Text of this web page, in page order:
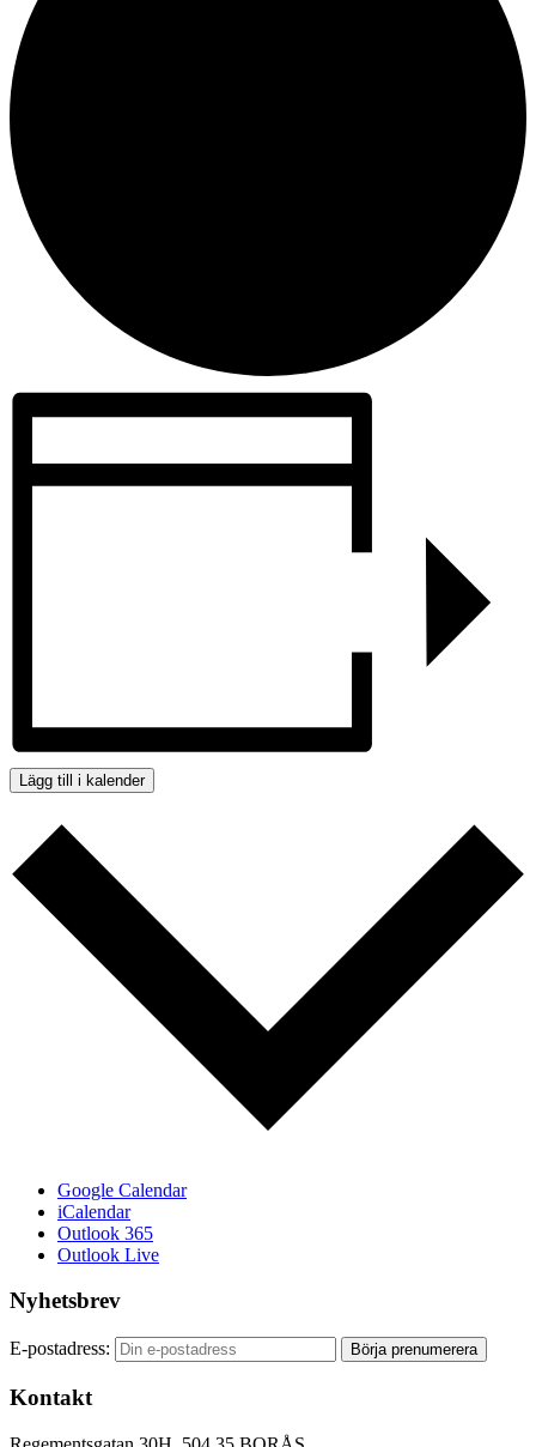
Lägg till i kalender
Google Calendar
iCalendar
Outlook 365
Outlook Live
Nyhetsbrev
E-postadress:
Kontakt